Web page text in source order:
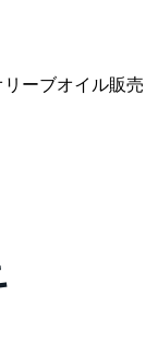
リーブオイル販売